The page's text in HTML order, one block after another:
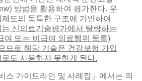
방법을 활용하여 평가한다. 우
도의 독특한 구조에 기인하여
신의료기술평가에서 탈락하는
여 또는 비급여 의료행위 목록)
므로 해당 기술은 건강보험 가입
도 사용하지 못하게 된다.
스 가이드라인 및 사례집」에서는 의